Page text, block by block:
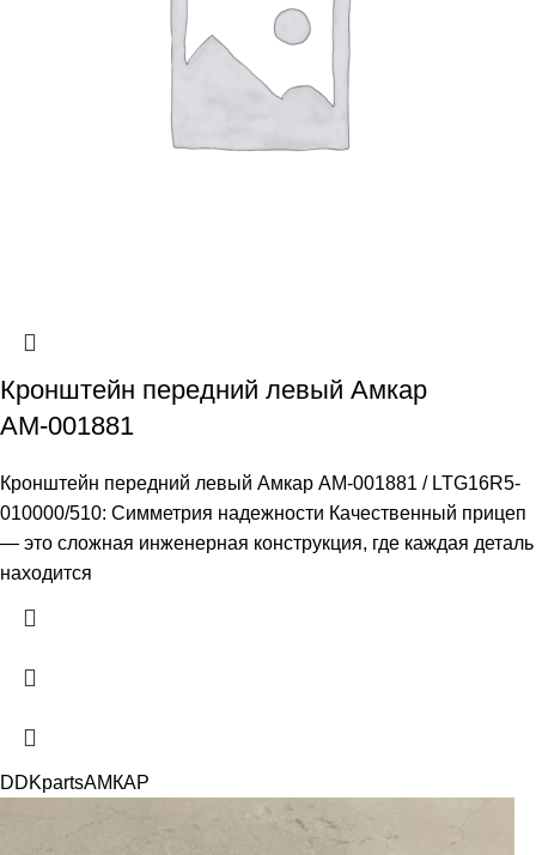
Кронштейн передний левый Амкар
АМ-001881
Кронштейн передний левый Амкар АМ-001881 / LTG16R5-
010000/510: Симметрия надежности Качественный прицеп
— это сложная инженерная конструкция, где каждая деталь
находится
DDKpartsАМКАР